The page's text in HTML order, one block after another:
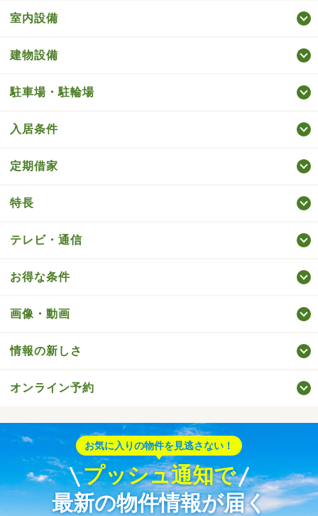
室内設備
建物設備
駐車場・駐輪場
入居条件
定期借家
特長
テレビ・通信
お得な条件
画像・動画
情報の新しさ
オンライン予約
お気に入りの物件を見逃さない！
プッシュ通知で
最新の物件情報が届く